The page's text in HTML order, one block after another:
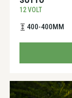
12 VOLT
400-400MM